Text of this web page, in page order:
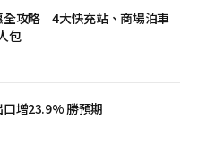
攻略｜4大快充站、商場泊車
包
增23.9% 勝預期